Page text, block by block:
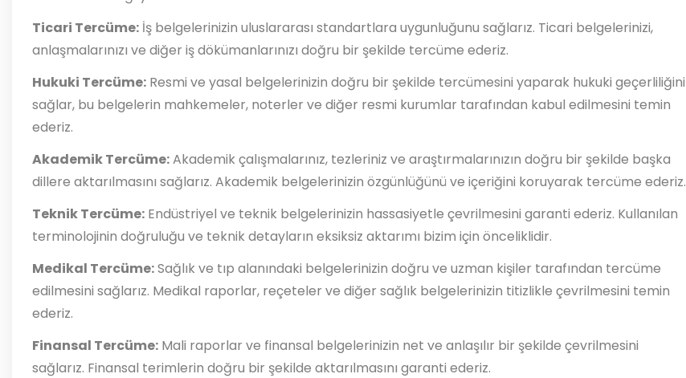
Ticari Tercüme: İş belgelerinizin uluslararası standartlara uygunluğunu sağlarız. Ticari belgelerinizi,
anlaşmalarınızı ve diğer iş dökümanlarınızı doğru bir şekilde tercüme ederiz.
Hukuki Tercüme: Resmi ve yasal belgelerinizin doğru bir şekilde tercümesini yaparak hukuki geçerliliğini
sağlar, bu belgelerin mahkemeler, noterler ve diğer resmi kurumlar tarafından kabul edilmesini temin
ederiz.
Akademik Tercüme:Akademik çalışmalarınız, tezleriniz ve araştırmalarınızın doğru bir şekilde başka
dillere aktarılmasını sağlarız. Akademik belgelerinizin özgünlüğünü ve içeriğini koruyarak tercüme ederiz.
Teknik Tercüme: Endüstriyel ve teknik belgelerinizin hassasiyetle çevrilmesini garanti ederiz. Kullanılan
terminolojinin doğruluğu ve teknik detayların eksiksiz aktarımı bizim için önceliklidir.
Medikal Tercüme:Sağlık ve tıp alanındaki belgelerinizin doğru ve uzman kişiler tarafından tercüme
edilmesini sağlarız. Medikal raporlar, reçeteler ve diğer sağlık belgelerinizin titizlikle çevrilmesini temin
ederiz.
Finansal Tercüme: Mali raporlar ve finansal belgelerinizin net ve anlaşılır bir şekilde çevrilmesini
sağlarız. Finansal terimlerin doğru bir şekilde aktarılmasını garanti ederiz.